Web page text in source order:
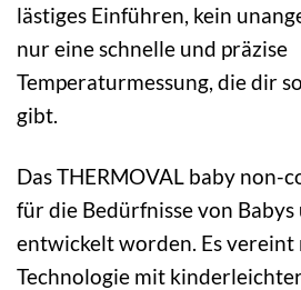
lästiges Einführen, kein
nur eine schnelle und präzise
Temperaturmessung, die dir
gibt.
Das THERMOVAL baby non-
für die Bedürfnisse von
entwickelt worden. Es vereint
Technologie mit